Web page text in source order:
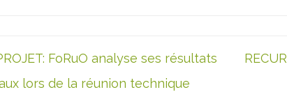
FoRuO analyse ses résultats
lors de la réunion technique